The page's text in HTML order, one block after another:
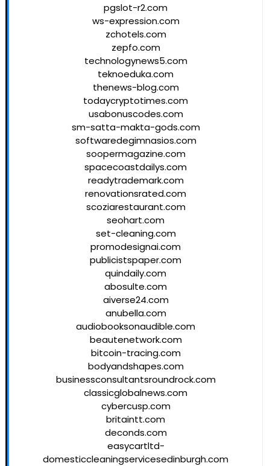
pgslot-r2.com
ws-expression.com
zchotels.com
zepfo.com
technologynews5.com
teknoeduka.com
thenews-blog.com
todaycryptotimes.com
usabonuscodes.com
sm-satta-makta-gods.com
softwaredegimnasios.com
soopermagazine.com
spacecoastdailys.com
readytrademark.com
renovationsrated.com
scoziarestaurant.com
seohart.com
set-cleaning.com
promodesignai.com
publicistspaper.com
quindaily.com
abosulte.com
aiverse24.com
anubella.com
audiobooksonaudible.com
beautenetwork.com
bitcoin-tracing.com
bodyandshapes.com
businessconsultantsroundrock.com
classicglobalnews.com
cybercusp.com
britaintt.com
deconds.com
easycartltd-
domesticcleaningservicesedinburgh.com